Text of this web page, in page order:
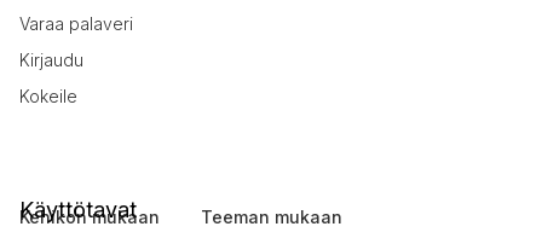
Varaa palaveri
Kirjaudu
Kokeile
Käyttötavat
Kehikon mukaan
Teeman mukaan